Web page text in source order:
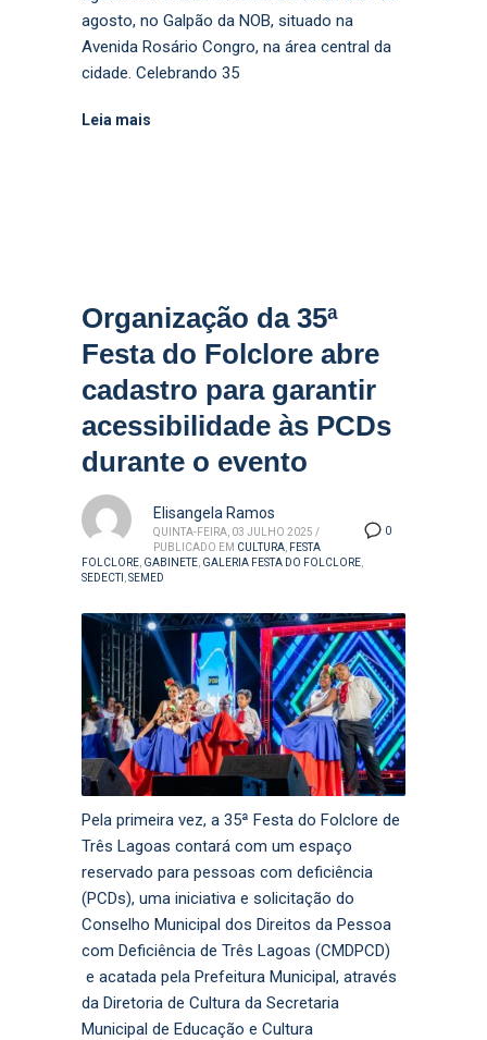
agosto, no Galpão da NOB, situado na
Avenida Rosário Congro, na área central da
cidade. Celebrando 35
Leia mais
Organização da 35ª
Festa do Folclore abre
cadastro para garantir
acessibilidade às PCDs
durante o evento
0
Elisangela Ramos
QUINTA-FEIRA, 03 JULHO 2025 /
PUBLICADO EM CULTURA FESTA
FOLCLORE GABINETE GALERIA FESTA DO FOLCLORE
SEDECTI SEMED
Pela primeira vez, a 35ª Festa do Folclore de
Três Lagoas contará com um espaço
reservado para pessoas com deficiência
(PCDs), uma iniciativa e solicitação do
Conselho Municipal dos Direitos da Pessoa
com Deficiência de Três Lagoas (CMDPCD)
e acatada pela Prefeitura Municipal, através
da Diretoria de Cultura da Secretaria
Municipal de Educação e Cultura